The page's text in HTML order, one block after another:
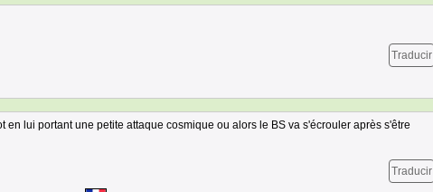
Traducir
en lui portant une petite attaque cosmique ou alors le BS va s'écrouler après s'être
Traducir